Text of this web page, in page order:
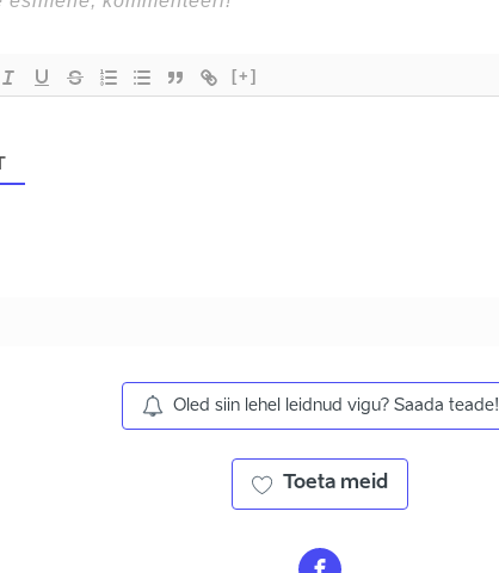
[+]
Oled siin lehel leidnud vigu? Saada teade!
Toeta meid